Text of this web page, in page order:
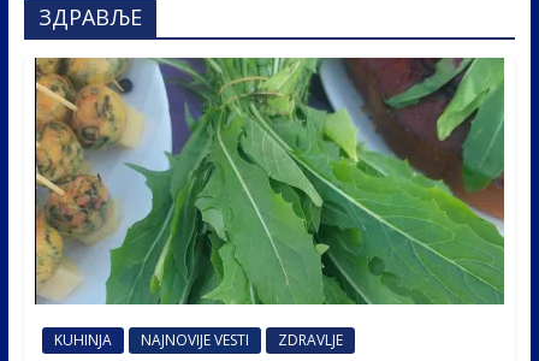
ЗДРАВЉЕ
KUHINJA NAJNOVIJE VESTI ZDRAVLJE